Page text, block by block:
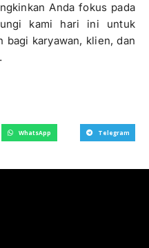
Anda fokus pada
kami hari ini untuk
bagi karyawan, klien, dan
WhatsApp Telegram